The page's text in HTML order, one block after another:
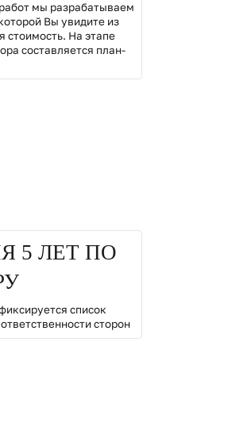
мы разрабатываем
Вы увидите из
стоимость. На этапе
составляется план-
5 ЛЕТ ПО
список
сторон